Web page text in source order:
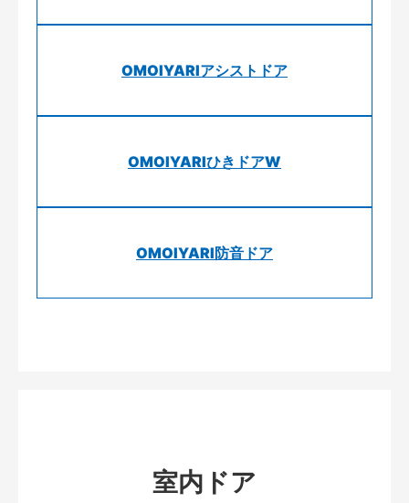
OMOIYARIアシストドア
OMOIYARIひきドアW
OMOIYARI防音ドア
室内ドア